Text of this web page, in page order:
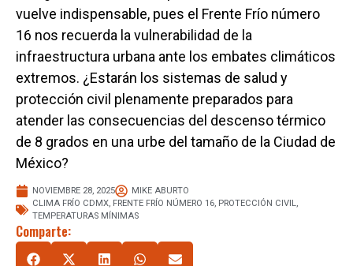
vuelve indispensable, pues el Frente Frío número
16 nos recuerda la vulnerabilidad de la
infraestructura urbana ante los embates climáticos
extremos. ¿Estarán los sistemas de salud y
protección civil plenamente preparados para
atender las consecuencias del descenso térmico
de 8 grados en una urbe del tamaño de la Ciudad de
México?
NOVIEMBRE 28, 2025
MIKE ABURTO
CLIMA FRÍO CDMX, FRENTE FRÍO NÚMERO 16, PROTECCIÓN CIVIL,
TEMPERATURAS MÍNIMAS
Comparte: